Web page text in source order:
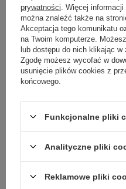
Napisz
Dodaj własne zdjęcie
prywatności . Więcej
można znaleźć także na
Akceptacja tego komunikatu
na Twoim komputerze.
lub dostępu do nich klikając w
Zgodę możesz wycofać w
usunięcie plików cookies z
końcowego.
Funkcjonalne pliki
Analityczne pliki
Reklamowe pliki